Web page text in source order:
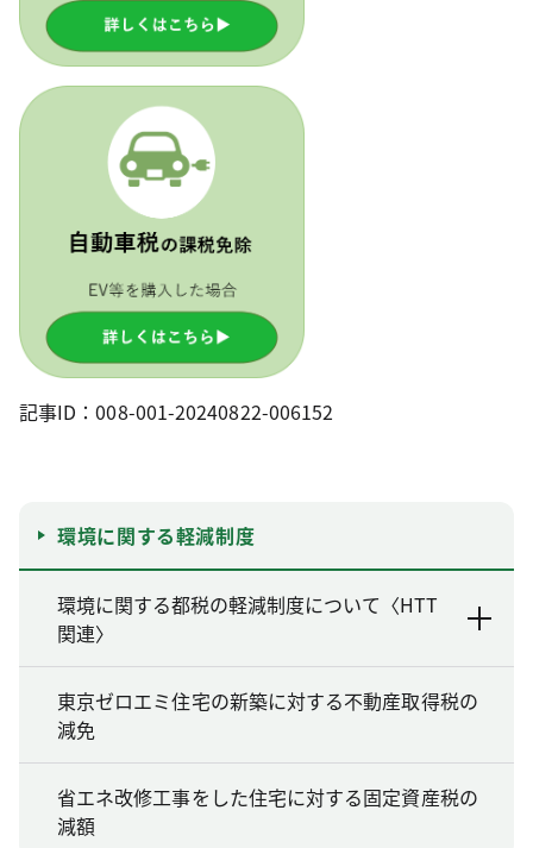
記事ID：008-001-20240822-006152
環境に関する軽減制度
環境に関する都税の軽減制度について〈HTT
関連〉
東京ゼロエミ住宅の新築に対する不動産取得税の
減免
省エネ改修工事をした住宅に対する固定資産税の
減額